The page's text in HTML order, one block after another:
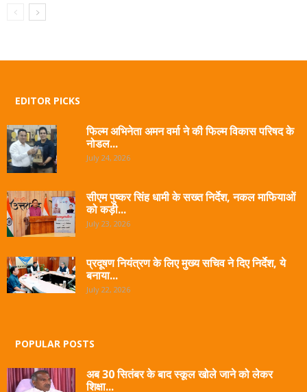
EDITOR PICKS
फिल्म अभिनेता अमन वर्मा ने की फिल्म विकास परिषद के
नोडल...
July 24, 2026
सीएम पुष्कर सिंह धामी के सख्त निर्देश, नकल माफियाओं
को कड़ी...
July 23, 2026
प्रदूषण नियंत्रण के लिए मुख्य सचिव ने दिए निर्देश, ये
बनाया...
July 22, 2026
POPULAR POSTS
अब 30 सितंबर के बाद स्कूल खोले जाने को लेकर
शिक्षा...